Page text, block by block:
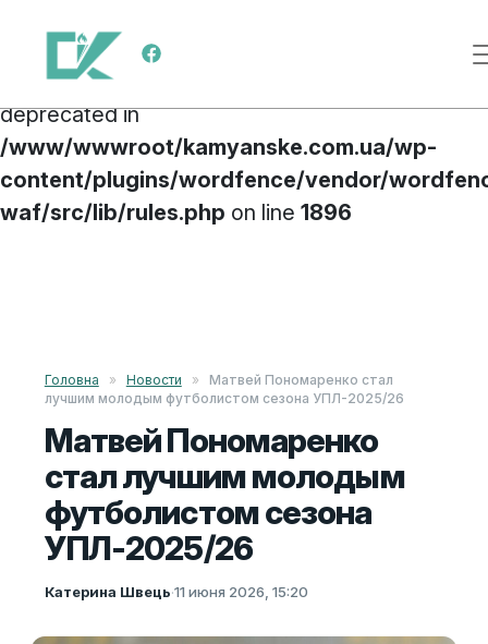
Deprecated
: preg_replace(): Passing null to
parameter #3 ($subject) of type array|string is
deprecated in
/www/wwwroot/kamyanske.com.ua/wp-
content/plugins/wordfence/vendor/
waf/src/lib/rules.php on line 1896
Меню навигации
Головна » Новости »
Матвей Пономаренко стал
лучшим молодым футболистом сезона УПЛ-2025/26
Матвей Пономаренко
стал лучшим молодым
футболистом сезона
УПЛ-2025/26
Катерина Швець·11 июня 2026, 15:20